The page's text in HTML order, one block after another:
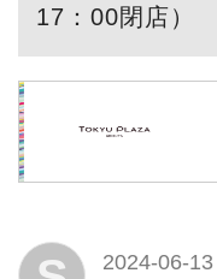
17：00閉店）
2024-06-13